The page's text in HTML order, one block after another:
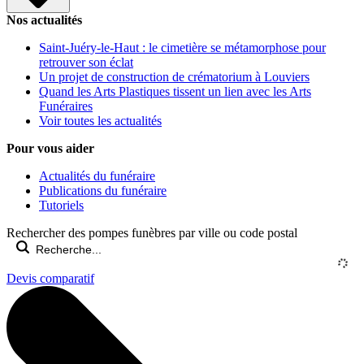
Nos actualités
Saint-Juéry-le-Haut : le cimetière se métamorphose pour
retrouver son éclat
Un projet de construction de crématorium à Louviers
Quand les Arts Plastiques tissent un lien avec les Arts
Funéraires
Voir toutes les actualités
Pour vous aider
Actualités du funéraire
Publications du funéraire
Tutoriels
Rechercher des pompes funèbres par ville ou code postal
Devis comparatif